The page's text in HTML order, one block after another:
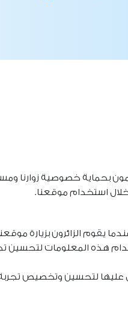
بحماية خصوصية زوارنا
استخدام موقعنا.
هذه المعلومات لتحسين
لتحسين وتخصيص تجربة